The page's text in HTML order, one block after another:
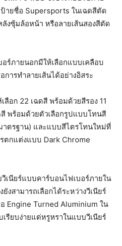
ายชื่อ Supersports ในเฉดสีตัด
งซุ้มล้อหน้า หรือลายเส้นสองสีตัด
ร์ภายนอกมีให้เลือกแบบเคลือบ
การทำลายเส้นได้อย่างอิสระ
อก 22 เฉดสี พร้อมด้วยสีรอง 11
สี พร้อมด้วยตัวเลือกรูปแบบโทนสี
ตรฐาน) และแบบสีไตรโทนใหม่ที่
ตกแต่งแบบ Dark Chrome
เนียร์แบบคาร์บอนไฟเบอร์ภายใน
งสามารถเลือกได้ระหว่างวีเนียร์
Engine Turned Aluminium ใน
รียบง่ายแต่หรูหราในแบบวีเนียร์